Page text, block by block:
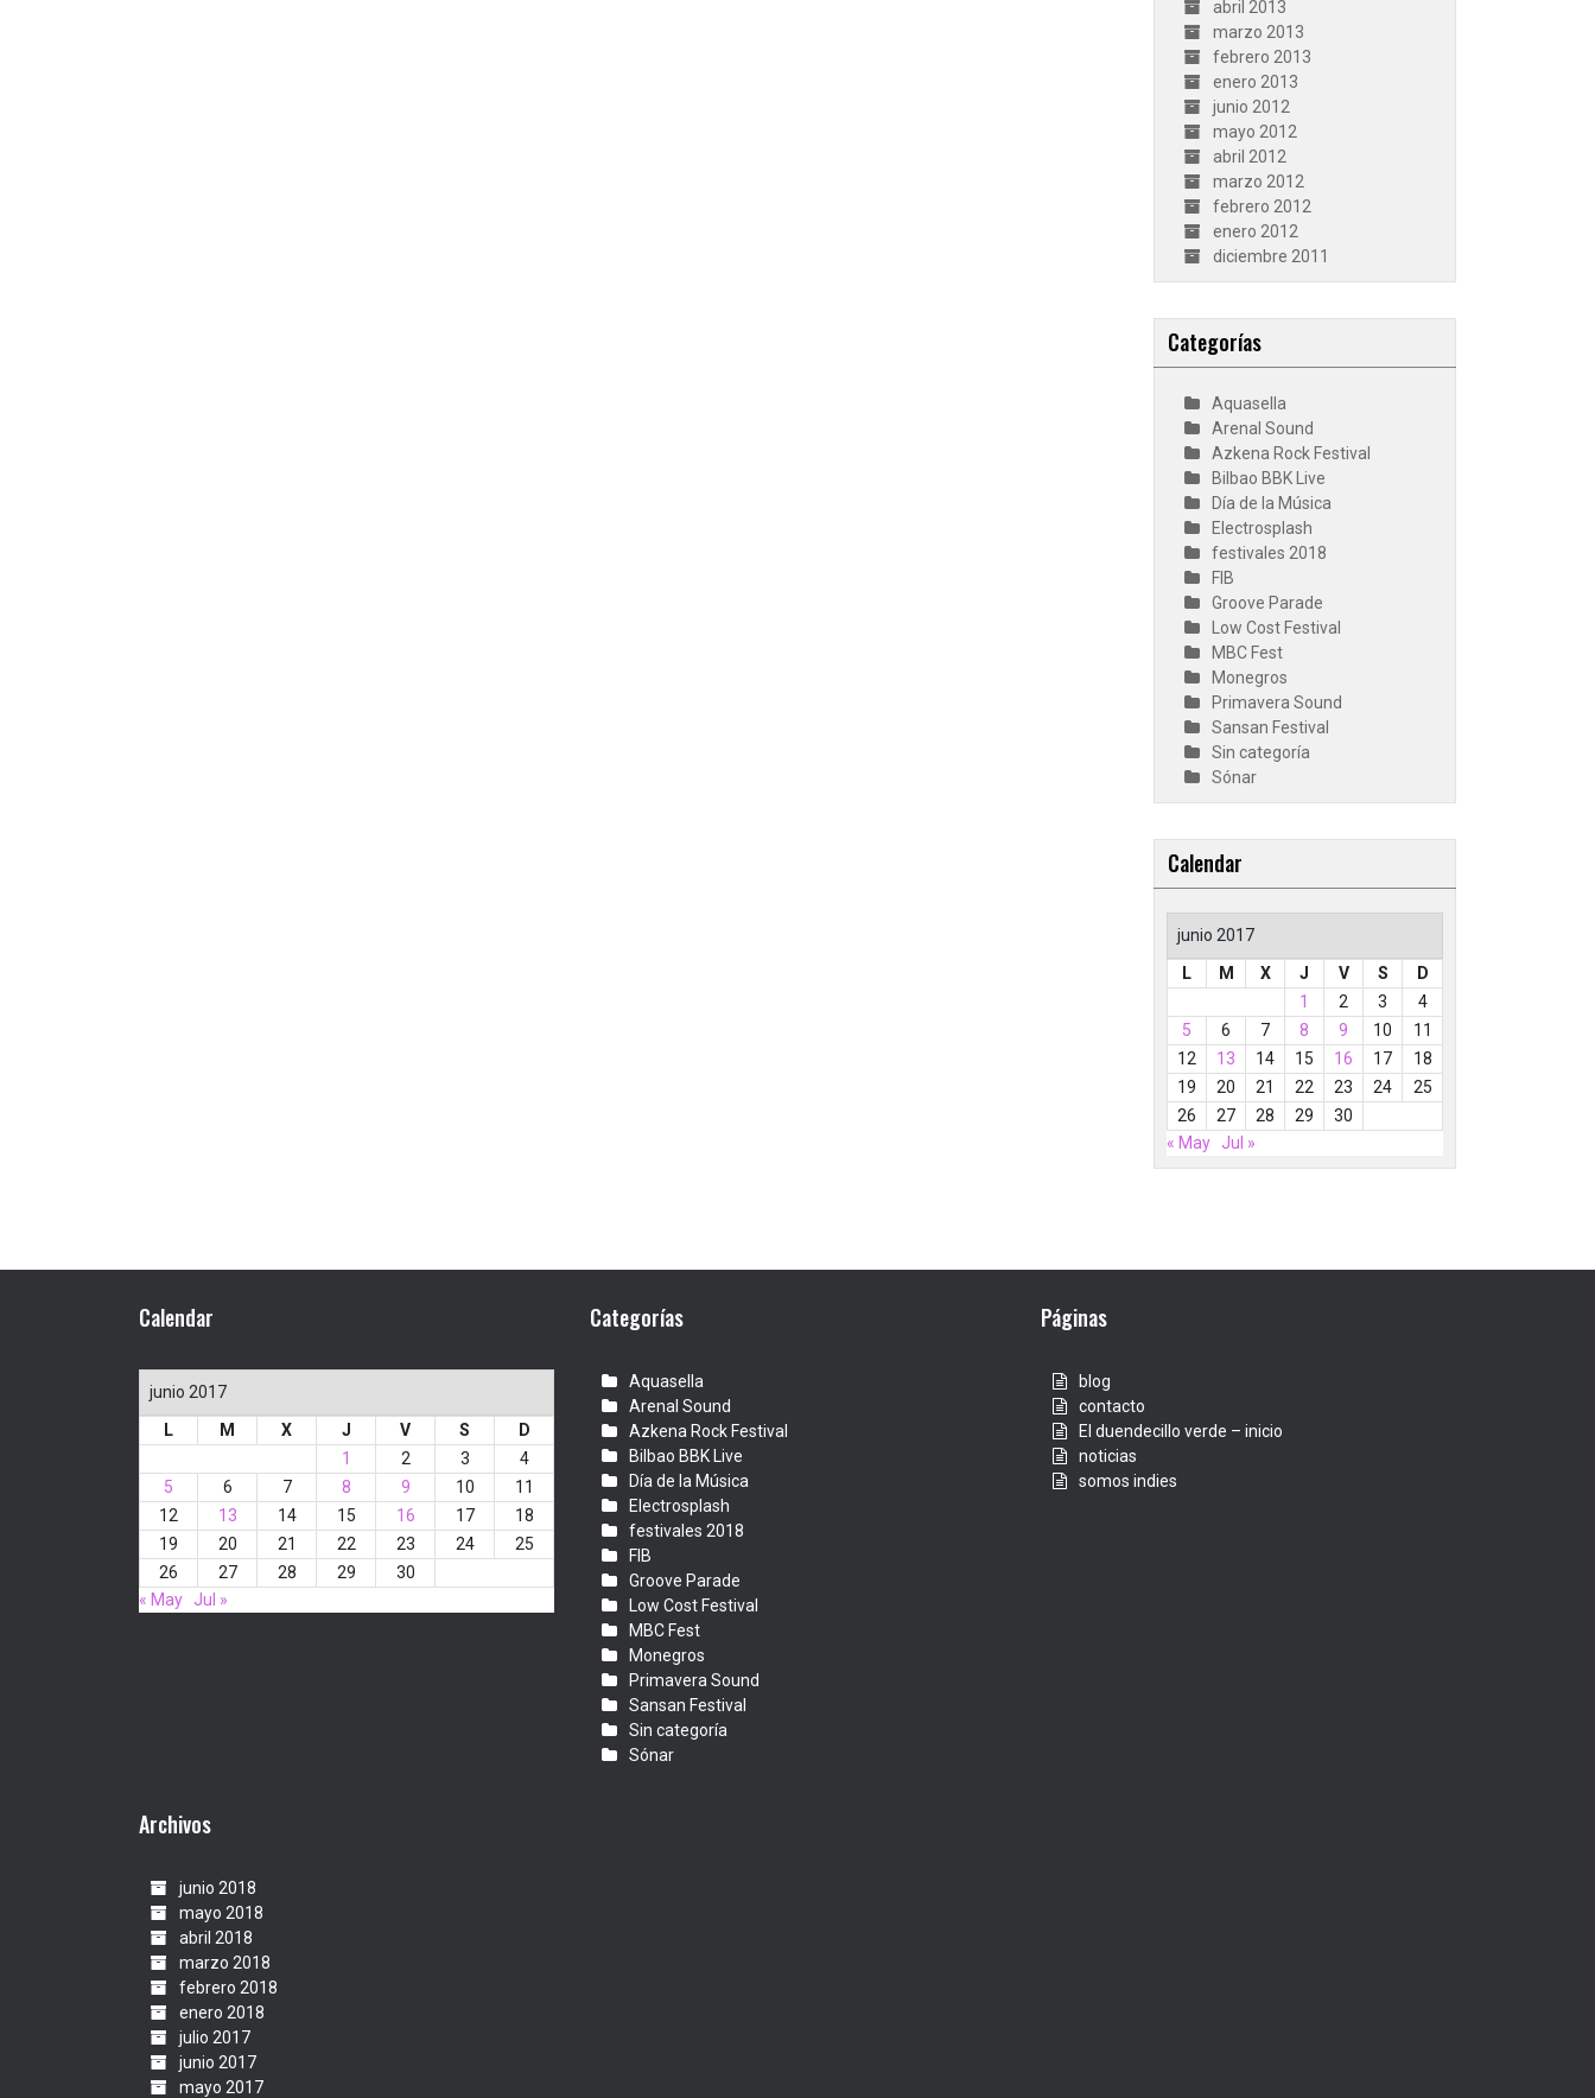
abril 2013
marzo 2013
febrero 2013
enero 2013
junio 2012
mayo 2012
abril 2012
marzo 2012
febrero 2012
enero 2012
diciembre 2011
Categorías
Aquasella
Arenal Sound
Azkena Rock Festival
Bilbao BBK Live
Día de la Música
Electrosplash
festivales 2018
FIB
Groove Parade
Low Cost Festival
MBC Fest
Monegros
Primavera Sound
Sansan Festival
Sin categoría
Sónar
Calendar
junio 2017
L
M X J V S
D
1
2 3
4
5
6 7 8 9 10
11
12
13 14 15 16 17
18
19
20 21 22 23 24
25
26
27 28 29
30
« May Jul »
Calendar
junio 2017
L
M X J V S
D
1
2 3
4
5
6 7 8 9 10
11
12
13 14 15 16 17
18
19
20 21 22 23 24
25
26
27 28 29
30
« May Jul »
Categorías
Aquasella
Arenal Sound
Azkena Rock Festival
Bilbao BBK Live
Día de la Música
Electrosplash
festivales 2018
FIB
Groove Parade
Low Cost Festival
MBC Fest
Monegros
Primavera Sound
Sansan Festival
Sin categoría
Sónar
Páginas
blog
contacto
El duendecillo verde – inicio
noticias
somos indies
Archivos
junio 2018
mayo 2018
abril 2018
marzo 2018
febrero 2018
enero 2018
julio 2017
junio 2017
mayo 2017